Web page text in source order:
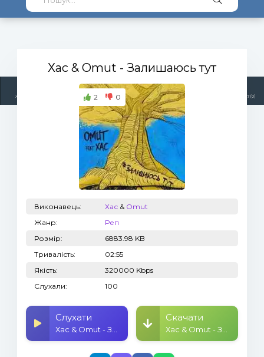
Жанри Топ 100 Тренди Плейлист (0)
Хас & Omut - Залишаюсь тут
2 0
Виконавець: Хас & Omut
Жанр:
Реп
Розмір:
6883.98 KB
Тривалість:
02:55
Якість:
320000 Kbps
Слухали:
100
Слухати Скачати